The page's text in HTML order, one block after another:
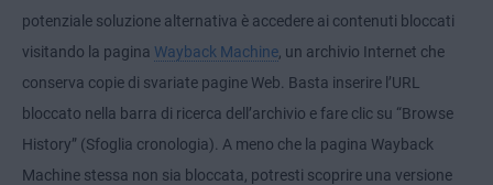
potenziale soluzione alternativa è accedere ai contenuti bloccati
visitando la pagina Wayback Machine , un archivio Internet che
conserva copie di svariate pagine Web. Basta inserire l’URL
bloccato nella barra di ricerca dell’archivio e fare clic su “Browse
History” (Sfoglia cronologia). A meno che la pagina Wayback
Machine stessa non sia bloccata, potresti scoprire una versione